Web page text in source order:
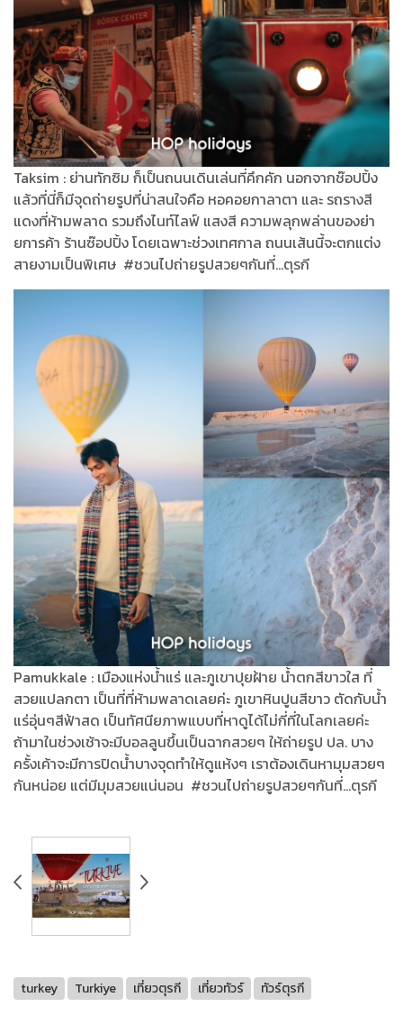
Taksim : ย่านทักซิม ก็เป็นถนนเดินเล่นที่คึกคัก นอกจากช๊อปปิ้ง
แล้วที่นี่ก็มีจุดถ่ายรูปที่น่าสนใจคือ หอคอยกาลาตา และ รถรางสี
แดงที่ห้ามพลาด รวมถึงไนท์ไลฟ์ แสงสี ความพลุกพล่านของย่า
ยการค้า ร้านซ๊อปปิ้ง โดยเฉพาะช่วงเทศกาล ถนนเส้นนี้จะตกแต่ง
สายงามเป็นพิเศษ #ชวนไปถ่ายรูปสวยๆกันที่...ตุรกี
Pamukkale : เมืองแห่งน้ำแร่ และภูเขาปุยฝ้าย น้ำตกสีขาวใส ที่
สวยแปลกตา เป็นที่ที่ห้ามพลาดเลยค่ะ ภูเขาหินปูนสีขาว ตัดกับน้ำ
แร่อุ่นๆสีฟ้าสด เป็นทัศนียภาพแบบที่หาดูได้ไม่กี่ที่ในโลกเลยค่ะ
ถ้ามาในช่วงเช้าจะมีบอลลูนขึ้นเป็นฉากสวยๆ ให้ถ่ายรูป ปล. บาง
ครั้งเค้าจะมีการปิดน้ำบางจุดทำให้ดูแห้งๆ เราต้องเดินหามุมสวยๆ
กันหน่อย แต่มีมุมสวยแน่นอน #ชวนไปถ่ายรูปสวยๆกันที่...ตุรกี
turkey Turkiye เที่ยวตุรกี เที่ยวทัวร์ ทัวร์ตุรกี